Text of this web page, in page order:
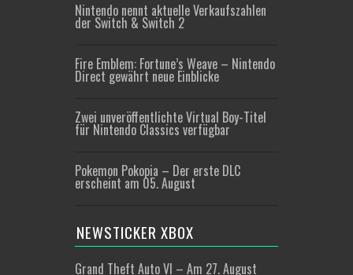
Nintendo nennt aktuelle Verkaufszahlen
der Switch & Switch 2
Fire Emblem: Fortune’s Weave – Nintendo
Direct gewährt neue Einblicke
Zwei unveröffentlichte Virtual Boy-Titel
für Nintendo Classics verfügbar
Pokemon Pokopia – Der erste DLC
erscheint am 05. August
NEWSTICKER XBOX
Grand Theft Auto VI – Am 27. August